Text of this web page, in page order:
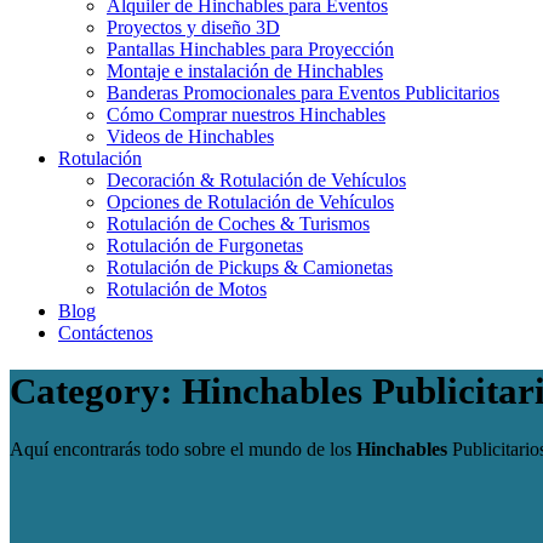
Alquiler de Hinchables para Eventos
Proyectos y diseño 3D
Pantallas Hinchables para Proyección
Montaje e instalación de Hinchables
Banderas Promocionales para Eventos Publicitarios
Cómo Comprar nuestros Hinchables
Videos de Hinchables
Rotulación
Decoración & Rotulación de Vehículos
Opciones de Rotulación de Vehículos
Rotulación de Coches & Turismos
Rotulación de Furgonetas
Rotulación de Pickups & Camionetas
Rotulación de Motos
Blog
Contáctenos
Category: Hinchables
Aquí encontrarás todo sobre el mundo de los Hinchables